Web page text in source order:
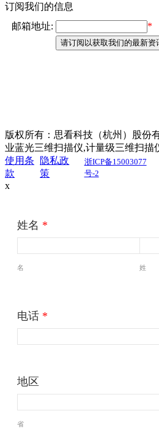
订阅我们的信息
版权所有：思看科技（杭州）股份
业蓝光三维扫描仪,计量级三维扫描
使用条
款
隐私政
策
浙ICP备15003077
号-2
x
姓名 *
名 姓
电话 *
地区
省